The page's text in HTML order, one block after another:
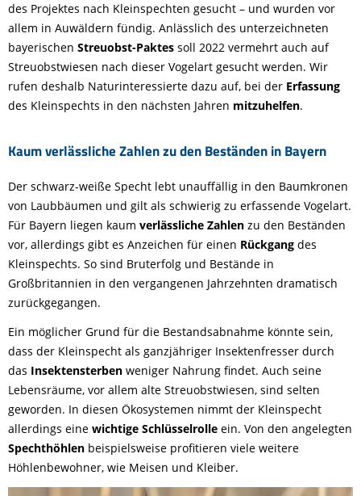
des Projektes nach Kleinspechten gesucht – und wurden vor
allem in Auwäldern fündig. Anlässlich des unterzeichneten
bayerischen Streuobst-Paktes soll 2022 vermehrt auch auf
Streuobstwiesen nach dieser Vogelart gesucht werden. Wir
rufen deshalb Naturinteressierte dazu auf, bei der Erfassung
des Kleinspechts in den nächsten Jahren mitzuhelfen.
Kaum verlässliche Zahlen zu den Beständen in Bayern
Der schwarz-weiße Specht lebt unauffällig in den Baumkronen
von Laubbäumen und gilt als schwierig zu erfassende Vogelart.
Für Bayern liegen kaum verlässliche Zahlen zu den Beständen
vor, allerdings gibt es Anzeichen für einen Rückgang des
Kleinspechts. So sind Bruterfolg und Bestände in
Großbritannien in den vergangenen Jahrzehnten dramatisch
zurückgegangen.
Ein möglicher Grund für die Bestandsabnahme könnte sein,
dass der Kleinspecht als ganzjähriger Insektenfresser durch
das Insektensterben weniger Nahrung findet. Auch seine
Lebensräume, vor allem alte Streuobstwiesen, sind selten
geworden. In diesen Ökosystemen nimmt der Kleinspecht
allerdings eine wichtige Schlüsselrolle ein. Von den angelegten
Spechthöhlen beispielsweise profitieren viele weitere
Höhlenbewohner, wie Meisen und Kleiber.